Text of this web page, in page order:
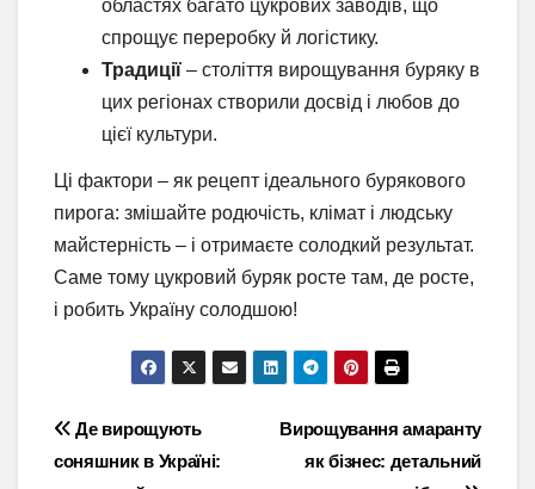
областях багато цукрових заводів, що
спрощує переробку й логістику.
Традиції – століття вирощування буряку в
цих регіонах створили досвід і любов до
цієї культури.
Ці фактори – як рецепт ідеального бурякового
пирога: змішайте родючість, клімат і людську
майстерність – і отримаєте солодкий результат.
Саме тому цукровий буряк росте там, де росте,
і робить Україну солодшою!
Навігація
Вирощування амаранту
як бізнес: детальний
Де вирощують
соняшник в Україні: